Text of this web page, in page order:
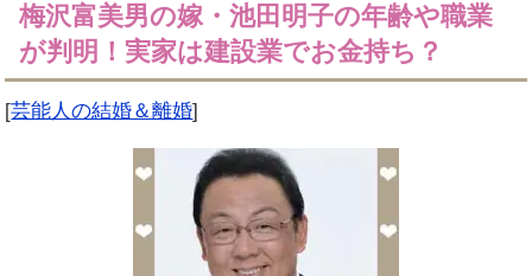
梅沢富美男の嫁・池田明子の年齢や職業
が判明！実家は建設業でお金持ち？
[芸能人の結婚＆離婚]